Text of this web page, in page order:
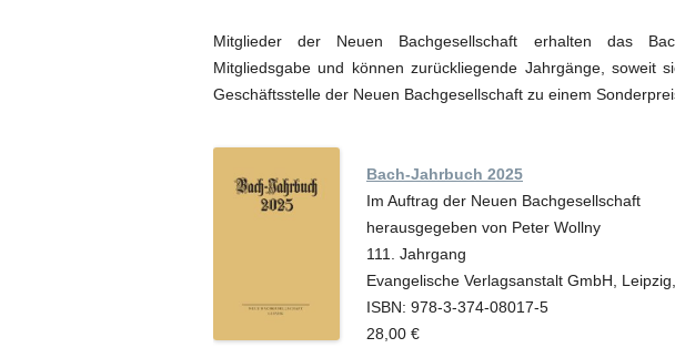
Mitglieder der Neuen Bachgesellschaft erhalten das
Mitgliedsgabe und können zurückliegende Jahrgänge, soweit
Geschäftsstelle der Neuen Bachgesellschaft zu einem
Bach-Jahrbuch 2025
Im Auftrag der Neuen Bachgesellschaft
herausgegeben von Peter Wollny
111. Jahrgang
Evangelische Verlagsanstalt GmbH,
ISBN: 978-3-374-08017-5
28,00 €